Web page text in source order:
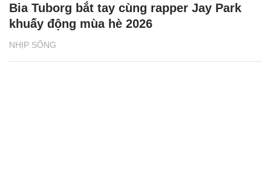
NHỊP SỐNG
Bia Tuborg bắt tay cùng rapper Jay Park
khuấy động mùa hè 2026